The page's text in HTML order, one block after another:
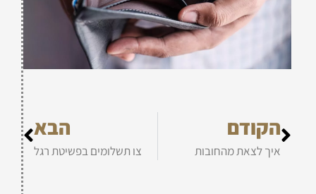
הקודם
איך לצאת מהחובות
הבא
צו תשלומים בפשיטת רגל